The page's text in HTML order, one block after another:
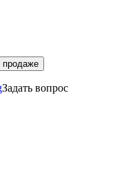
Задать вопрос